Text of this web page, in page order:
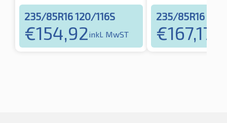
235/85R16 120/116S
€154,92 inkl. MwST
235/85R16
€167,17